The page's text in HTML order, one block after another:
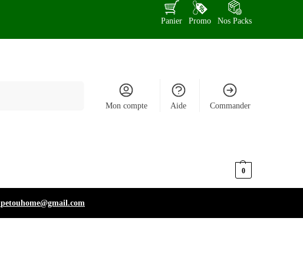
Panier Promo Nos Packs
Mon compte Aide Commander
0
petouhome@gmail.com